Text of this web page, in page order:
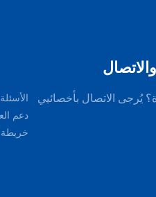
يُرجى الاتصال بأخصائيي
دعم
خريطة